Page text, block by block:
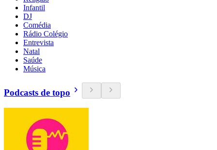
Infantil
DJ
Comédia
Rádio Colégio
Entrevista
Natal
Saúde
Música
Podcasts de topo